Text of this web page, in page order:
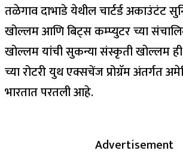
तळेगाव दाभाडे येथील चार्टर्ड अकाउंटंट
खोल्लम आणि बिट्स कम्प्युटर च्या
खोल्लम यांची सुकन्या संस्कृती खोल्लम
च्या रोटरी युथ एक्सचेंज प्रोग्रॅम अंतर्गत
भारतात परतली आहे.
Advertisement